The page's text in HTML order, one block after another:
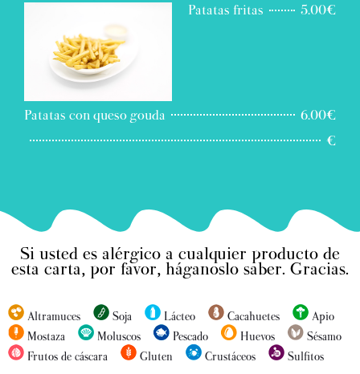
Patatas fritas 5.00€
Patatas con queso gouda
6.00€
€
Si usted es alérgico a cualquier producto de
esta carta, por favor, háganoslo saber. Gracias.
Altramuces Soja Lácteo Cacahuetes
Apio
Mostaza
Moluscos Pescado Huevos
Sésamo
Frutos de cáscara
Gluten Crustáceos Sulfitos